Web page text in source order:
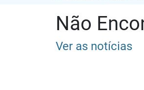
Não
Ver as notícias